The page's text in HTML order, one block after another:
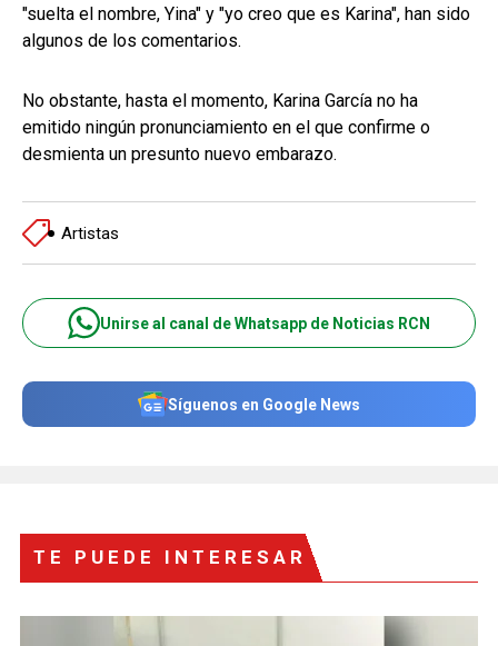
"suelta el nombre, Yina" y "yo creo que es Karina", han sido
algunos de los comentarios.
No obstante, hasta el momento, Karina García no ha
emitido ningún pronunciamiento en el que confirme o
desmienta un presunto nuevo embarazo.
Artistas
Unirse al canal de Whatsapp de Noticias RCN
Síguenos en Google News
TE PUEDE INTERESAR